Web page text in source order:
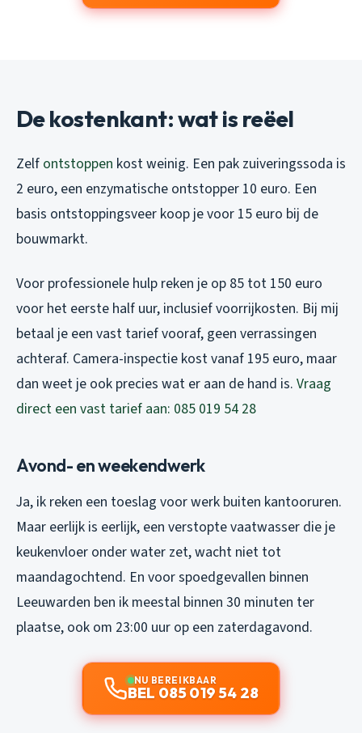
De kostenkant: wat is reëel
Zelf ontstoppen kost weinig. Een pak zuiveringssoda is
2 euro, een enzymatische ontstopper 10 euro. Een
basis ontstoppingsveer koop je voor 15 euro bij de
bouwmarkt.
Voor professionele hulp reken je op 85 tot 150 euro
voor het eerste half uur, inclusief voorrijkosten. Bij mij
betaal je een vast tarief vooraf, geen verrassingen
achteraf. Camera-inspectie kost vanaf 195 euro, maar
dan weet je ook precies wat er aan de hand is. Vraag
direct een vast tarief aan: 085 019 54 28
Avond- en weekendwerk
Ja, ik reken een toeslag voor werk buiten kantooruren.
Maar eerlijk is eerlijk, een verstopte vaatwasser die je
keukenvloer onder water zet, wacht niet tot
maandagochtend. En voor spoedgevallen binnen
Leeuwarden ben ik meestal binnen 30 minuten ter
plaatse, ook om 23:00 uur op een zaterdagavond.
NU BEREIKBAAR
BEL 085 019 54 28